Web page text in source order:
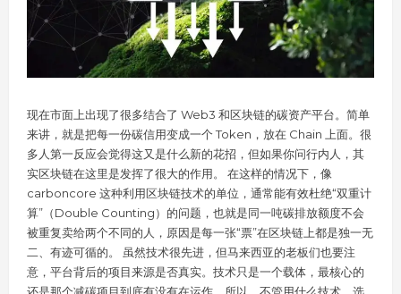
现在市面上出现了很多结合了 Web3 和区块链的碳资产平台。简单
来讲，就是把每一份碳信用变成一个 Token，放在 Chain 上面。很
多人第一反应会觉得这又是什么新的花招，但如果你问行内人，其
实区块链在这里是发挥了很大的作用。 在这样的情况下，像
carboncore 这种利用区块链技术的单位，通常能有效杜绝“双重计
算”（Double Counting）的问题，也就是同一吨碳排放额度不会
被重复卖给两个不同的人，原因是每一张“票”在区块链上都是独一无
二、有迹可循的。 虽然技术很先进，但马来西亚的老板们也要注
意，平台背后的项目来源是否真实。技术只是一个载体，最核心的